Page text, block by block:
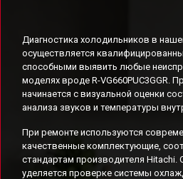
Диагностика холодильников в
осуществляется
способными выявить любые
моделях вроде R-VG660PUC3GGR.
начинается с визуальной оценки
анализа звуков и температуры
При ремонте используются
качественные комплектующие,
стандартам производителя Hitachi.
уделяется проверке системы